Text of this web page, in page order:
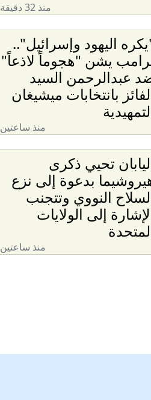
منذ 32 دقيقة
اليهود وإسرائيل"..
يشن "هجوماً لاذعاً"
عبدالرحمن السيد
بانتخابات ميشيغان
منذ ساعتين
تحيي ذكرى
بدعوة إلى نزع
النووي وتتجنب
إلى الولايات
منذ ساعتين